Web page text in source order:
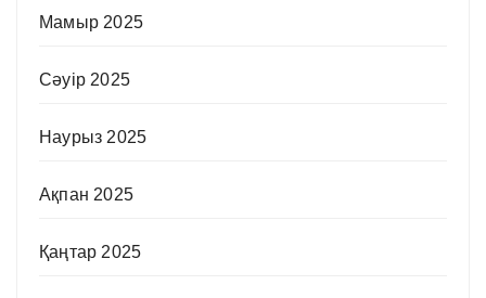
Мамыр 2025
Сәуір 2025
Наурыз 2025
Ақпан 2025
Қаңтар 2025